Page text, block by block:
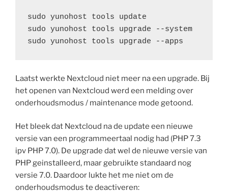
sudo yunohost tools update
sudo yunohost tools upgrade --system
sudo yunohost tools upgrade --apps
Laatst werkte Nextcloud niet meer na een upgrade. Bij
het openen van Nextcloud werd een melding over
onderhoudsmodus / maintenance mode getoond.
Het bleek dat Nextcloud na de update een nieuwe
versie van een programmeertaal nodig had (PHP 7.3
ipv PHP 7.0). De upgrade dat wel de nieuwe versie van
PHP geinstalleerd, maar gebruikte standaard nog
versie 7.0. Daardoor lukte het me niet om de
onderhoudsmodus te deactiveren: